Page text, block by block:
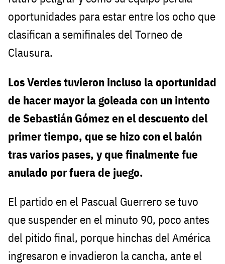
oportunidades para estar entre los ocho que
clasifican a semifinales del Torneo de
Clausura.
Los Verdes tuvieron incluso la oportunidad
de hacer mayor la goleada con un intento
de Sebastián Gómez en el descuento del
primer tiempo, que se hizo con el balón
tras varios pases, y que finalmente fue
anulado por fuera de juego.
El partido en el Pascual Guerrero se tuvo
que suspender en el minuto 90, poco antes
del pitido final, porque hinchas del América
ingresaron e invadieron la cancha, ante el